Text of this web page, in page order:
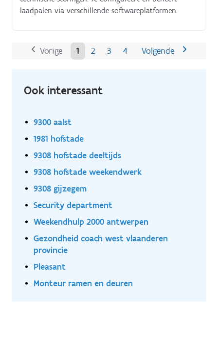
laadpalen via verschillende softwareplatformen.
Vorige 1 2 3 4 Volgende
Ook interessant
9300 aalst
1981 hofstade
9308 hofstade deeltijds
9308 hofstade weekendwerk
9308 gijzegem
Security department
Weekendhulp 2000 antwerpen
Gezondheid coach west vlaanderen
provincie
Pleasant
Monteur ramen en deuren